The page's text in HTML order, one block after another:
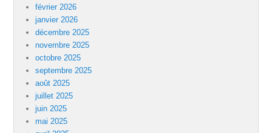
février 2026
janvier 2026
décembre 2025
novembre 2025
octobre 2025
septembre 2025
août 2025
juillet 2025
juin 2025
mai 2025